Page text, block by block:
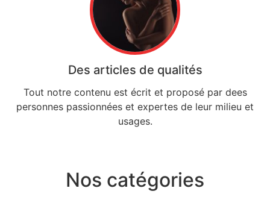
Des articles de qualités
Tout notre contenu est écrit et proposé par dees
personnes passionnées et expertes de leur milieu et
usages.
Nos catégories